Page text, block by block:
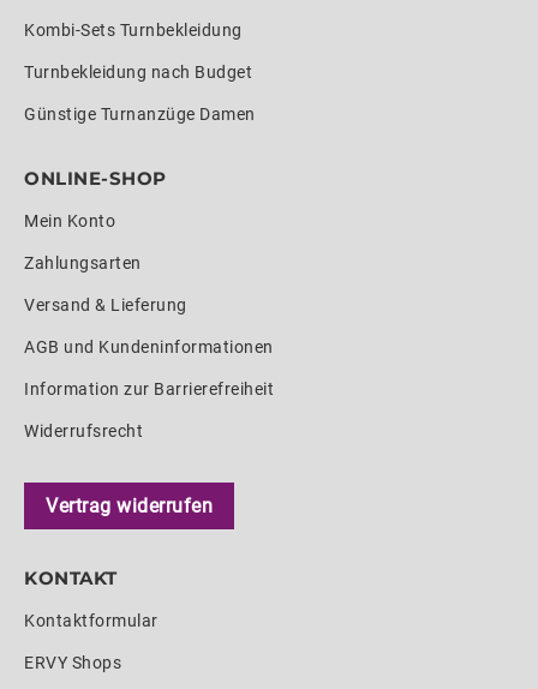
Kombi-Sets Turnbekleidung
Turnbekleidung nach Budget
Günstige Turnanzüge Damen
ONLINE-SHOP
Mein Konto
Zahlungsarten
Versand & Lieferung
AGB und Kundeninformationen
Information zur Barrierefreiheit
Widerrufsrecht
Vertrag widerrufen
KONTAKT
Kontaktformular
ERVY Shops